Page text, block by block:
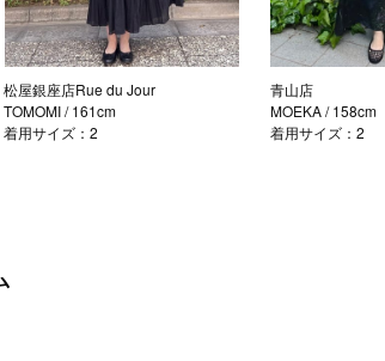
松屋銀座店Rue du Jour
TOMOMI/ 161cm
着用サイズ：2
青山店
MOEKA/ 158cm
着用サイズ：2